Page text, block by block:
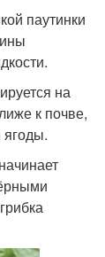
паутинки
на
к почве,
ягоды.